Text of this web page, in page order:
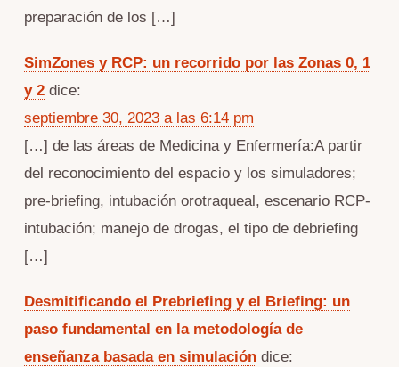
preparación de los […]
SimZones y RCP: un recorrido por las Zonas 0, 1
y 2 dice:
septiembre 30, 2023 a las 6:14 pm
[…] de las áreas de Medicina y Enfermería:A partir
del reconocimiento del espacio y los simuladores;
pre-briefing, intubación orotraqueal, escenario RCP-
intubación; manejo de drogas, el tipo de debriefing
[…]
Desmitificando el Prebriefing y el Briefing: un
paso fundamental en la metodología de
enseñanza basada en simulación dice: